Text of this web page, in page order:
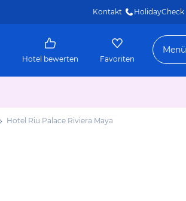
Kontakt HolidayCheck
Hotel bewerten Favoriten
Menü
Hotel Riu Palace Riviera Maya